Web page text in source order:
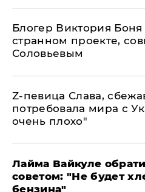
Блогер Виктория Боня
странном проекте,
Соловьевым
Z-певица Слава,
потребовала мира с
очень плохо"
Лайма Вайкуле
советом: "Не будет
бензина"